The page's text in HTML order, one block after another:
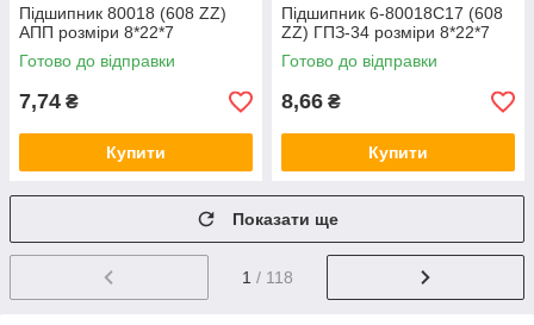
Підшипник 80018 (608 ZZ)
АПП розміри 8*22*7
Готово до відправки
7,74 ₴
Купити
Підшипник 6-80018С17 (608
ZZ) ГПЗ-34 розміри 8*22*7
Готово до відправки
8,66 ₴
Купити
Показати ще
1 / 118